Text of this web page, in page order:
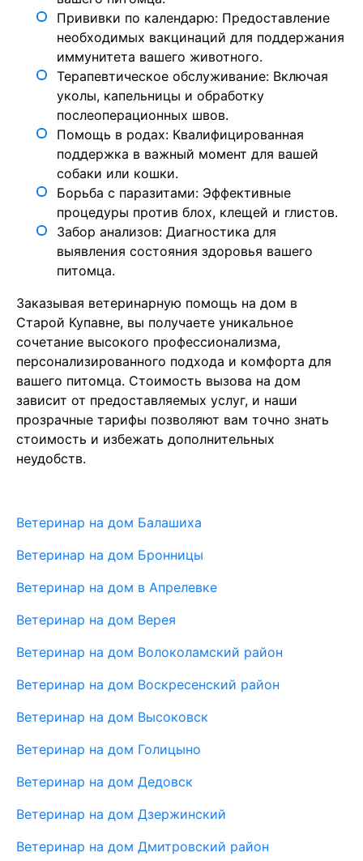
Прививки по календарю: Предоставление
необходимых вакцинаций для поддержания
иммунитета вашего животного.
Терапевтическое обслуживание: Включая
уколы, капельницы и обработку
послеоперационных швов.
Помощь в родах: Квалифицированная
поддержка в важный момент для вашей
собаки или кошки.
Борьба с паразитами: Эффективные
процедуры против блох, клещей и глистов.
Забор анализов: Диагностика для
выявления состояния здоровья вашего
питомца.
Заказывая ветеринарную помощь на дом в
Старой Купавне, вы получаете уникальное
сочетание высокого профессионализма,
персонализированного подхода и комфорта для
вашего питомца. Стоимость вызова на дом
зависит от предоставляемых услуг, и наши
прозрачные тарифы позволяют вам точно знать
стоимость и избежать дополнительных
неудобств.
Ветеринар на дом Балашиха
Ветеринар на дом Бронницы
Ветеринар на дом в Апрелевке
Ветеринар на дом Верея
Ветеринар на дом Волоколамский район
Ветеринар на дом Воскресенский район
Ветеринар на дом Высоковск
Ветеринар на дом Голицыно
Ветеринар на дом Дедовск
Ветеринар на дом Дзержинский
Ветеринар на дом Дмитровский район